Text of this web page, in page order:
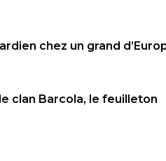
chez un grand
clan Barcola, le feuilleton